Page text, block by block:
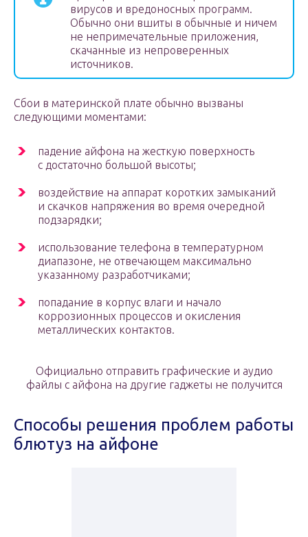
вирусов и вредоносных программ.
Обычно они вшиты в обычные и ничем
не непримечательные приложения,
скачанные из непроверенных
источников.
Сбои в материнской плате обычно вызваны
следующими моментами:
падение айфона на жесткую поверхность
с достаточно большой высоты;
воздействие на аппарат коротких замыканий
и скачков напряжения во время очередной
подзарядки;
использование телефона в температурном
диапазоне, не отвечающем максимально
указанному разработчиками;
попадание в корпус влаги и начало
коррозионных процессов и окисления
металлических контактов.
Официально отправить графические и аудио
файлы с айфона на другие гаджеты не получится
Способы решения проблем работы
блютуз на айфоне